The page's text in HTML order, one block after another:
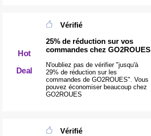
Hot
Deal
Vérifié
25% de réduction sur vos
commandes chez GO2ROUES
N'oubliez pas de vérifier "jusqu'à
29% de réduction sur les
commandes de GO2ROUES". Vous
pouvez économiser beaucoup chez
GO2ROUES
Vérifié